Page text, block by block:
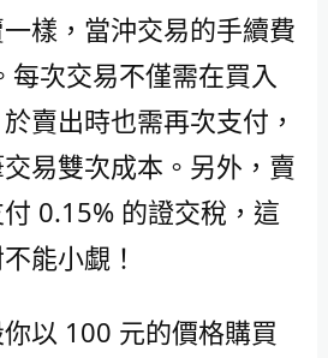
樣，當沖交易的手續費
每次交易不僅需在買入
賣出時也需再次支付，
易雙次成本。另外，賣
0.15% 的證交稅，這
能小覷！
以 100 元的價格購買